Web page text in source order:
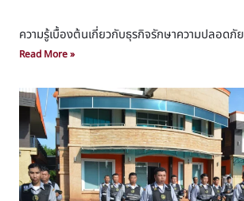
ความรู้เบื้องต้นเกี่ยวกับธุรกิจรักษาความปลอดภัย
Read More »